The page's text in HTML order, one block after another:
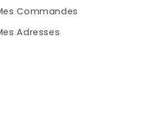
Commandes
Adresses